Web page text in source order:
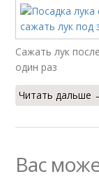
Сажать лук
один раз
Читать дальше
Вас